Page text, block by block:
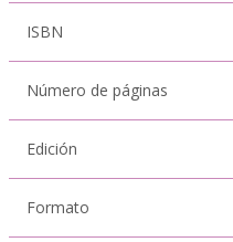
ISBN
Número de páginas
Edición
Formato